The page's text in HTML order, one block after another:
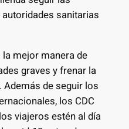
sanitarias
mejor manera de
graves y frenar la
Además de seguir los
los CDC
viajeros estén al día